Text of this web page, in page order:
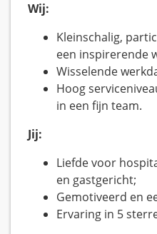
Wij:
Kleinschalig,
een inspirerende
Wisselende
Hoog
in een fijn team.
Jij:
Liefde voor
en gastgericht;
Gemotiveerd en
Ervaring in 5